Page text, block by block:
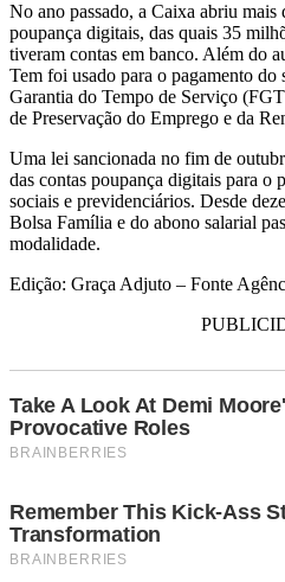
No ano passado, a Caixa abriu mais
poupança digitais, das quais 35
tiveram contas em banco. Além do
Tem foi usado para o pagamento
Garantia do Tempo de Serviço
de Preservação do Emprego e da
Uma lei sancionada no fim de
das contas poupança digitais para o
sociais e previdenciários. Desde
Bolsa Família e do abono salarial
modalidade.
Edição: Graça Adjuto – Fonte